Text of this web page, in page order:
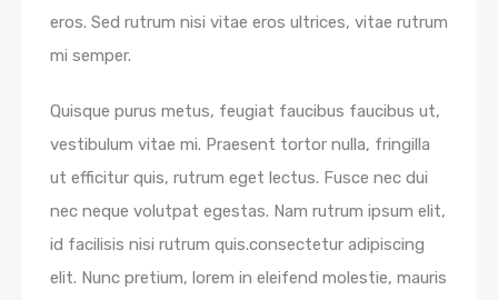
eros. Sed rutrum nisi vitae eros ultrices, vitae rutrum
mi semper.
Quisque purus metus, feugiat faucibus faucibus ut,
vestibulum vitae mi. Praesent tortor nulla, fringilla
ut efficitur quis, rutrum eget lectus. Fusce nec dui
nec neque volutpat egestas. Nam rutrum ipsum elit,
id facilisis nisi rutrum quis.consectetur adipiscing
elit. Nunc pretium, lorem in eleifend molestie, mauris